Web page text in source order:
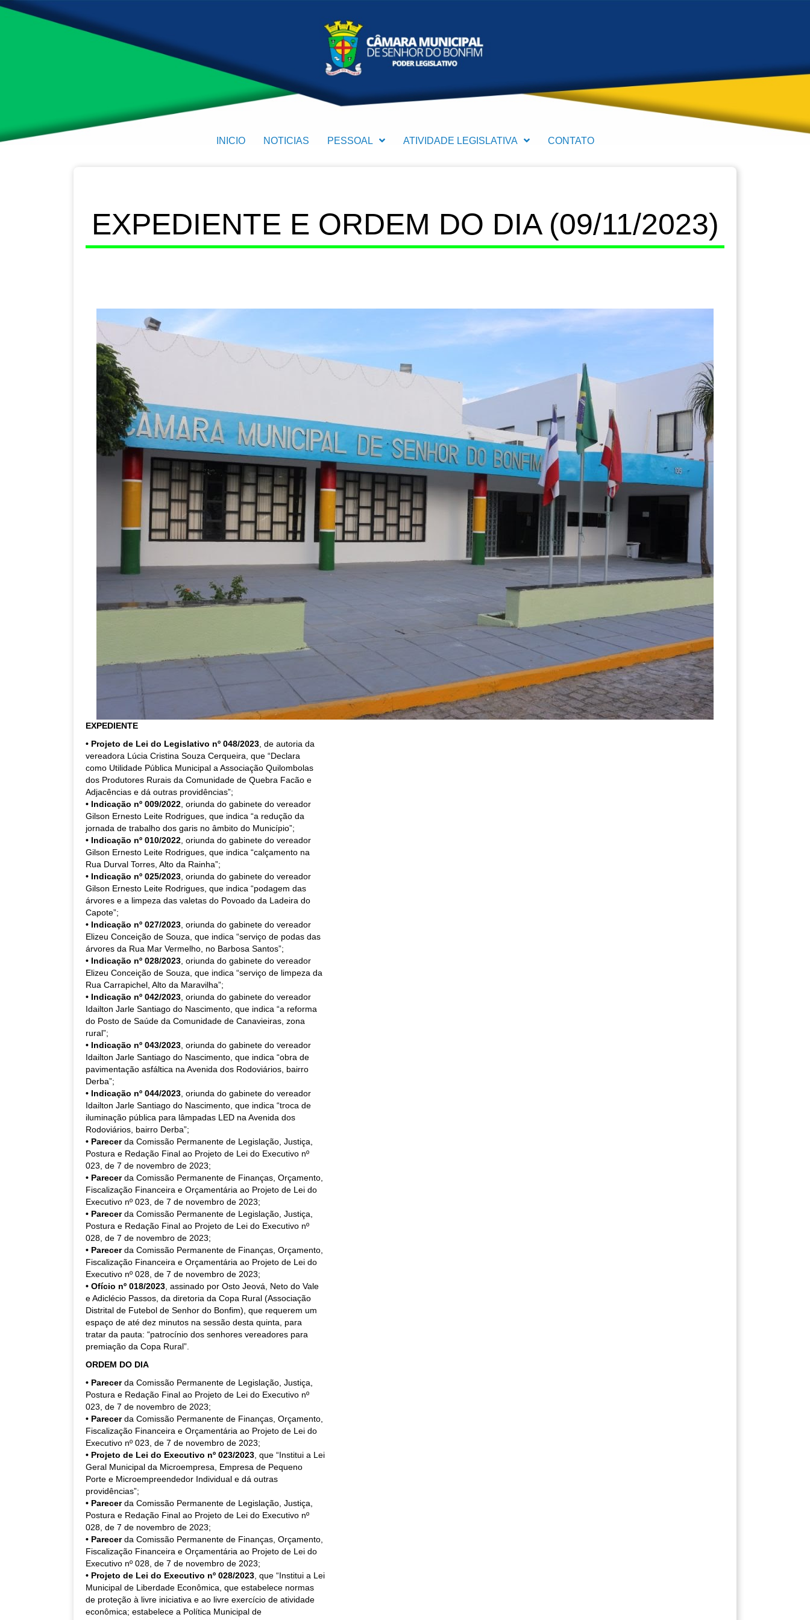
INICIO NOTICIAS PESSOAL ATIVIDADE LEGISLATIVA CONTATO
EXPEDIENTE E ORDEM DO DIA (09/11/2023)
EXPEDIENTE
• Projeto de Lei do Legislativo nº 048/2023 , de autoria da
vereadora Lúcia Cristina Souza Cerqueira, que “Declara
como Utilidade Pública Municipal a Associação Quilombolas
dos Produtores Rurais da Comunidade de Quebra Facão e
Adjacências e dá outras providências”;
• Indicação nº 009/2022 , oriunda do gabinete do vereador
Gilson Ernesto Leite Rodrigues, que indica “a redução da
jornada de trabalho dos garis no âmbito do Município”;
• Indicação nº 010/2022 , oriunda do gabinete do vereador
Gilson Ernesto Leite Rodrigues, que indica “calçamento na
Rua Durval Torres, Alto da Rainha”;
• Indicação nº 025/2023 , oriunda do gabinete do vereador
Gilson Ernesto Leite Rodrigues, que indica “podagem das
árvores e a limpeza das valetas do Povoado da Ladeira do
Capote”;
• Indicação nº 027/2023 , oriunda do gabinete do vereador
Elizeu Conceição de Souza, que indica “serviço de podas das
árvores da Rua Mar Vermelho, no Barbosa Santos”;
• Indicação nº 028/2023 , oriunda do gabinete do vereador
Elizeu Conceição de Souza, que indica “serviço de limpeza da
Rua Carrapichel, Alto da Maravilha”;
• Indicação nº 042/2023 , oriunda do gabinete do vereador
Idailton Jarle Santiago do Nascimento, que indica “a reforma
do Posto de Saúde da Comunidade de Canavieiras, zona
rural”;
• Indicação nº 043/2023 , oriunda do gabinete do vereador
Idailton Jarle Santiago do Nascimento, que indica “obra de
pavimentação asfáltica na Avenida dos Rodoviários, bairro
Derba”;
• Indicação nº 044/2023 , oriunda do gabinete do vereador
Idailton Jarle Santiago do Nascimento, que indica “troca de
iluminação pública para lâmpadas LED na Avenida dos
Rodoviários, bairro Derba”;
• Parecerda Comissão Permanente de Legislação, Justiça,
Postura e Redação Final ao Projeto de Lei do Executivo nº
023, de 7 de novembro de 2023;
• Parecerda Comissão Permanente de Finanças, Orçamento,
Fiscalização Financeira e Orçamentária ao Projeto de Lei do
Executivo nº 023, de 7 de novembro de 2023;
• Parecerda Comissão Permanente de Legislação, Justiça,
Postura e Redação Final ao Projeto de Lei do Executivo nº
028, de 7 de novembro de 2023;
• Parecerda Comissão Permanente de Finanças, Orçamento,
Fiscalização Financeira e Orçamentária ao Projeto de Lei do
Executivo nº 028, de 7 de novembro de 2023;
• Ofício nº 018/2023 , assinado por Osto Jeová, Neto do Vale
e Adiclécio Passos, da diretoria da Copa Rural (Associação
Distrital de Futebol de Senhor do Bonfim), que requerem um
espaço de até dez minutos na sessão desta quinta, para
tratar da pauta: “patrocínio dos senhores vereadores para
premiação da Copa Rural”.
ORDEM DO DIA
• Parecerda Comissão Permanente de Legislação, Justiça,
Postura e Redação Final ao Projeto de Lei do Executivo nº
023, de 7 de novembro de 2023;
• Parecerda Comissão Permanente de Finanças, Orçamento,
Fiscalização Financeira e Orçamentária ao Projeto de Lei do
Executivo nº 023, de 7 de novembro de 2023;
• Projeto de Lei do Executivo nº 023/2023 , que “Institui a Lei
Geral Municipal da Microempresa, Empresa de Pequeno
Porte e Microempreendedor Individual e dá outras
providências”;
• Parecerda Comissão Permanente de Legislação, Justiça,
Postura e Redação Final ao Projeto de Lei do Executivo nº
028, de 7 de novembro de 2023;
• Parecerda Comissão Permanente de Finanças, Orçamento,
Fiscalização Financeira e Orçamentária ao Projeto de Lei do
Executivo nº 028, de 7 de novembro de 2023;
• Projeto de Lei do Executivo nº 028/2023 , que “Institui a Lei
Municipal de Liberdade Econômica, que estabelece normas
de proteção à livre iniciativa e ao livre exercício de atividade
econômica; estabelece a Política Municipal de